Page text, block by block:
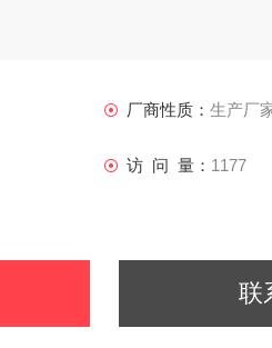
厂商性质： 生产厂
访 问 量： 1177
联